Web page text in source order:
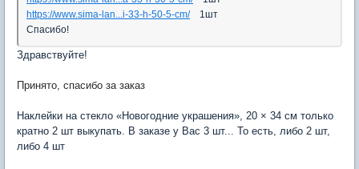
https://www.sima-lan...i-33-h-50-5-cm/1шт
Спасибо!
Здравствуйте!
Принято, спасибо за заказ
Наклейки на стекло «Новогодние украшения», 20 × 34 см только
кратно 2 шт выкупать. В заказе у Вас 3 шт... То есть, либо 2 шт,
либо 4 шт